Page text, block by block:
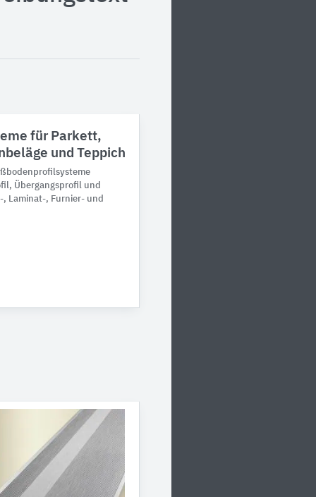
für Parkett,
und Teppich
Übergangsprofil und
Laminat-, Furnier- und